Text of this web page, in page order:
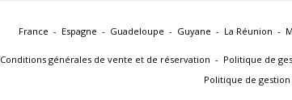
France Espagne Guadeloupe Guyane La Réunion
Conditions générales de vente et de réservation Politique de
Politique de